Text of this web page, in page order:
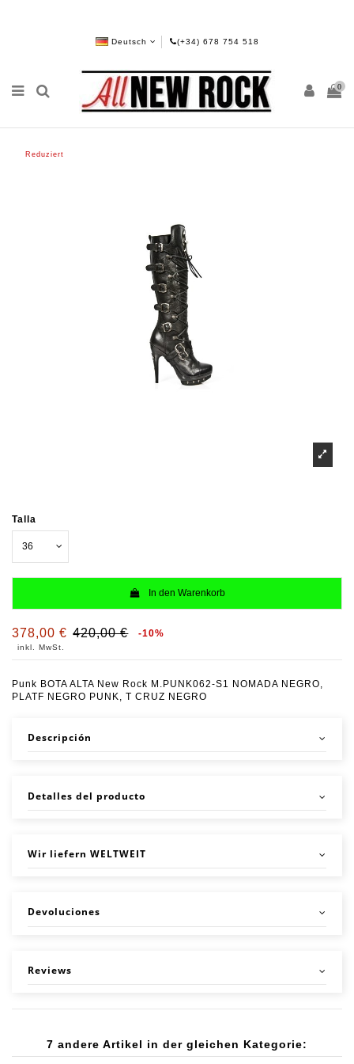
Deutsch (+34) 678 754 518
0
Reduziert
Talla
In den Warenkorb
378,00 € 420,00 € -10%
inkl. MwSt.
Punk BOTA ALTA New Rock M.PUNK062-S1 NOMADA NEGRO,
PLATF NEGRO PUNK, T CRUZ NEGRO
Descripción
Detalles del producto
Wir liefern WELTWEIT
Devoluciones
Reviews
7 andere Artikel in der gleichen Kategorie: